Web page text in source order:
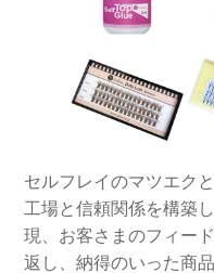
セルフレイのマツエク
工場と信頼関係を構築
現、お客さまのフィー
返し、納得のいった商